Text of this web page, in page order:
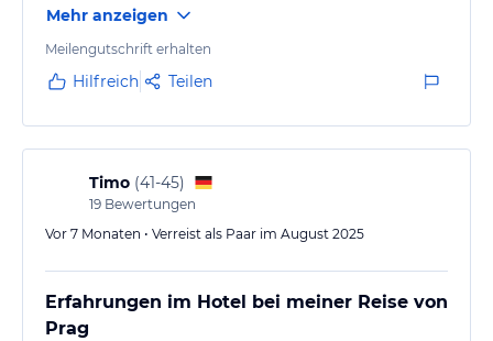
Mehr anzeigen
Meilengutschrift erhalten
Hilfreich Teilen
Timo (41-45)
19 Bewertungen
Vor 7 Monaten • Verreist als Paar im August 2025
Erfahrungen im Hotel bei meiner Reise von
Prag